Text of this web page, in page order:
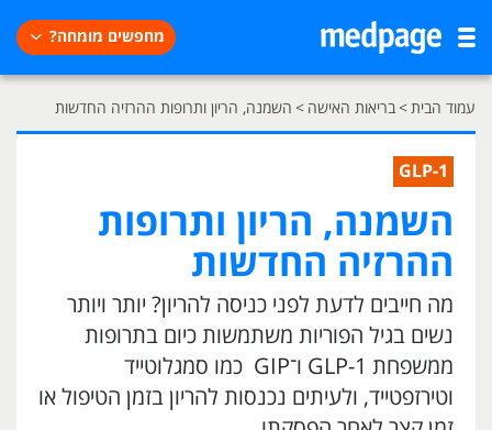
מחפשים מומחה?
עמוד הבית>בריאות האישה > השמנה, הריון ותרופות ההרזיה החדשות
GLP-1
השמנה, הריון ותרופות
ההרזיה החדשות
מה חייבים לדעת לפני כניסה להריון? יותר ויותר
נשים בגיל הפוריות משתמשות כיום בתרופות
ממשפחת GLP-1 ו־GIP כמו סמגלוטייד
וטירזפטייד, ולעיתים נכנסות להריון בזמן הטיפול או